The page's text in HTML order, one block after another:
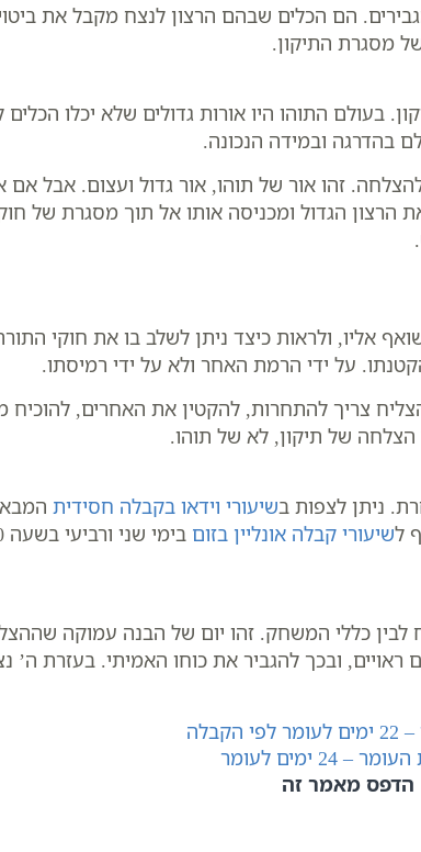
הם הכלים שבהם הרצון לנצח מקבל את
מסגרת התיקון.
בעולם התוהו היו אורות גדולים שלא יכלו
בהדרגה ובמידה הנכונה.
זהו אור של תוהו, אור גדול ועצום. אבל אם
הגדול ומכניסה אותו אל תוך מסגרת של
אליו, ולראות כיצד ניתן לשלב בו את חוקי
על ידי הרמת האחר ולא על ידי רמיסתו.
צריך להתחרות, להקטין את האחרים, להוכיח
של תיקון, לא של תוהו.
ניתן לצפות בשיעורי וידאו בקבלה חסידית
לשיעורי קבלה אונליין בזום בימי שני ורביעי בשעה 20:30.
לבין כללי המשחק. זהו יום של הבנה עמוקה
ובכך להגביר את כוחו האמיתי. בעזרת ה’
ימים לעומר
הדפס מאמר זה